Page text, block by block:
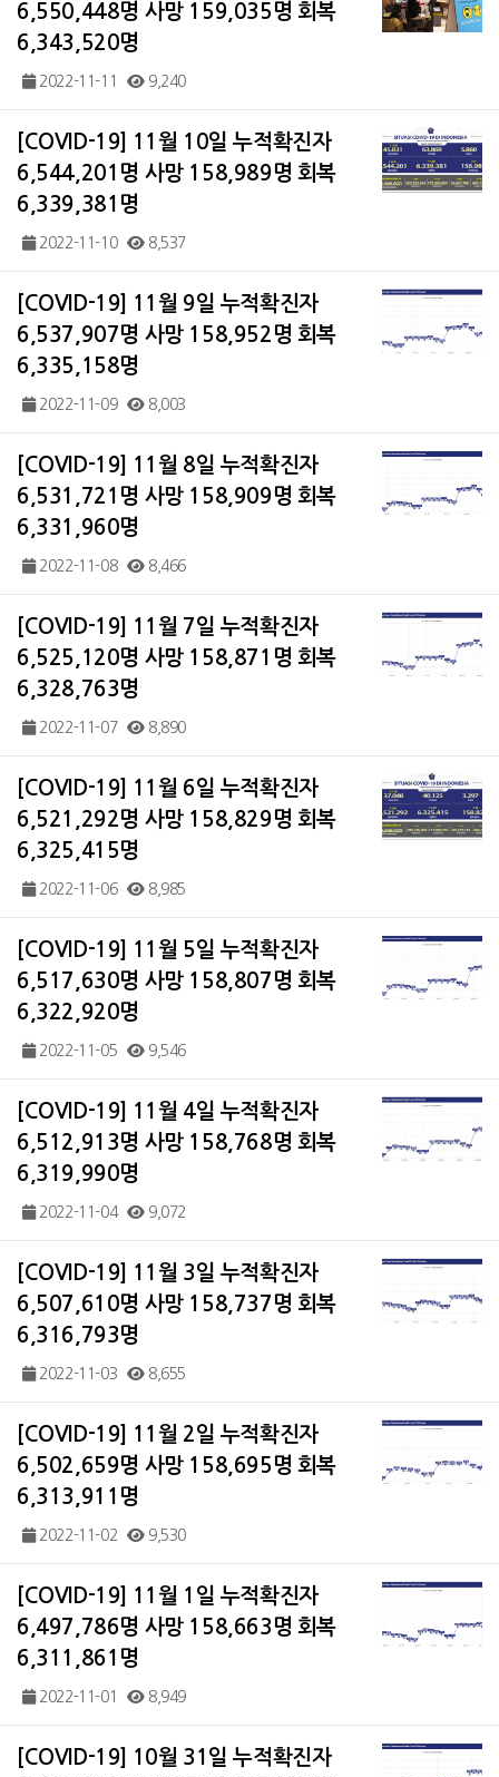
6,550,448명 사망 159,035명 회복
6,343,520명
2022-11-11 9,240
[COVID-19] 11월 10일 누적확진자
6,544,201명 사망 158,989명 회복
6,339,381명
2022-11-10 8,537
[COVID-19] 11월 9일 누적확진자
6,537,907명 사망 158,952명 회복
6,335,158명
2022-11-09 8,003
[COVID-19] 11월 8일 누적확진자
6,531,721명 사망 158,909명 회복
6,331,960명
2022-11-08 8,466
[COVID-19] 11월 7일 누적확진자
6,525,120명 사망 158,871명 회복
6,328,763명
2022-11-07 8,890
[COVID-19] 11월 6일 누적확진자
6,521,292명 사망 158,829명 회복
6,325,415명
2022-11-06 8,985
[COVID-19] 11월 5일 누적확진자
6,517,630명 사망 158,807명 회복
6,322,920명
2022-11-05 9,546
[COVID-19] 11월 4일 누적확진자
6,512,913명 사망 158,768명 회복
6,319,990명
2022-11-04 9,072
[COVID-19] 11월 3일 누적확진자
6,507,610명 사망 158,737명 회복
6,316,793명
2022-11-03 8,655
[COVID-19] 11월 2일 누적확진자
6,502,659명 사망 158,695명 회복
6,313,911명
2022-11-02 9,530
[COVID-19] 11월 1일 누적확진자
6,497,786명 사망 158,663명 회복
6,311,861명
2022-11-01 8,949
[COVID-19] 10월 31일 누적확진자